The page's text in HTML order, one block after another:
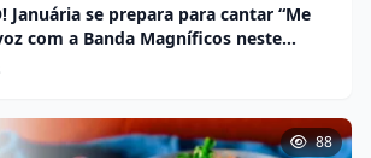
Januária se prepara para cantar “Me
com a Banda Magníficos neste
88